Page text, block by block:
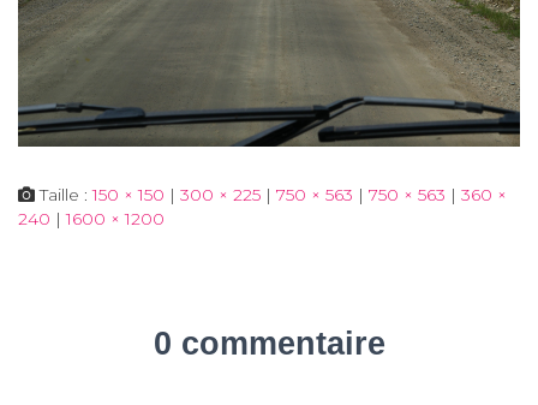
Taille :150 × 150 | 300 × 225 | 750 × 563 | 750 × 563 | 360 ×
240 | 1600 × 1200
0 commentaire